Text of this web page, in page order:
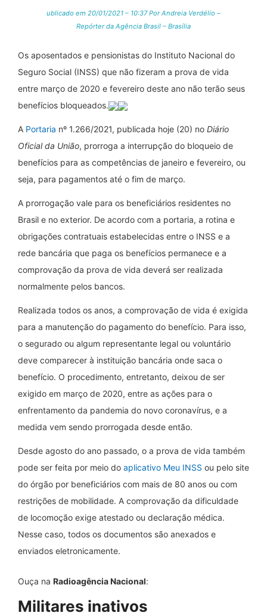
ublicado em 20/01/2021 – 10:37 Por Andreia Verdélio –
Repórter da Agência Brasil – Brasília
Os aposentados e pensionistas do Instituto Nacional do
Seguro Social (INSS) que não fizeram a prova de vida
entre março de 2020 e fevereiro deste ano não terão seus
benefícios bloqueados.
A Portaria nº 1.266/2021, publicada hoje (20) no Diário
Oficial da União, prorroga a interrupção do bloqueio de
benefícios para as competências de janeiro e fevereiro, ou
seja, para pagamentos até o fim de março.
A prorrogação vale para os beneficiários residentes no
Brasil e no exterior. De acordo com a portaria, a rotina e
obrigações contratuais estabelecidas entre o INSS e a
rede bancária que paga os benefícios permanece e a
comprovação da prova de vida deverá ser realizada
normalmente pelos bancos.
Realizada todos os anos, a comprovação de vida é exigida
para a manutenção do pagamento do benefício. Para isso,
o segurado ou algum representante legal ou voluntário
deve comparecer à instituição bancária onde saca o
benefício. O procedimento, entretanto, deixou de ser
exigido em março de 2020, entre as ações para o
enfrentamento da pandemia do novo coronavírus, e a
medida vem sendo prorrogada desde então.
Desde agosto do ano passado, o a prova de vida também
pode ser feita por meio do aplicativo Meu INSS ou pelo site
do órgão por beneficiários com mais de 80 anos ou com
restrições de mobilidade. A comprovação da dificuldade
de locomoção exige atestado ou declaração médica.
Nesse caso, todos os documentos são anexados e
enviados eletronicamente.
Ouça na Radioagência Nacional:
Militares inativos